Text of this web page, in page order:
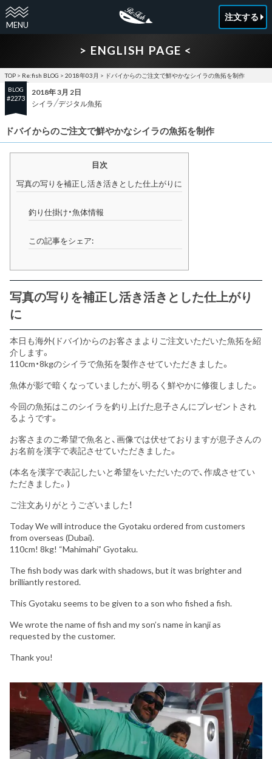
注文する
> ENGLISH PAGE <
TOP > Re:fish BLOG > 2018年03月 > ドバイからのご注文で鮮やかなシイラの魚拓を制作
BLOG
#2273
2018年 3月 2日
シイラ
デジタル魚拓
ドバイからのご注文で鮮やかなシイラの魚拓を制作
目次
写真の写りを補正し活き活きとした仕上がりに
釣り仕掛け・魚体情報
この記事をシェア:
写真の写りを補正し活き活きとした仕上がり
に
本日も海外(ドバイ)からのお客さまよりご注文いただいた魚拓を紹
介します。
110cm・8kgのシイラで魚拓を製作させていただきました。
魚体が影で暗くなっていましたが、明るく鮮やかに修復しました。
今回の魚拓はこのシイラを釣り上げた息子さんにプレゼントされ
るようです。
お客さまのご希望で魚名と、画像では伏せておりますが息子さんの
お名前を漢字で表記させていただきました。
(本名を漢字で表記したいと希望をいただいたので、作成させてい
ただきました。)
ご注文ありがとうございました！
Today We will introduce the Gyotaku ordered from customers
from overseas (Dubai).
110cm! 8kg! “Mahimahi” Gyotaku.
The fish body was dark with shadows, but it was brighter and
brilliantly restored.
This Gyotaku seems to be given to a son who fished a fish.
We wrote the name of fish and my son’s name in kanji as
requested by the customer.
Thank you!